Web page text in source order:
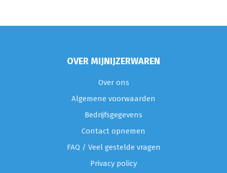
OVER MIJNIJZERWAREN
Over ons
Algemene voorwaarden
Bedrijfsgegevens
Contact opnemen
FAQ / Veel gestelde vragen
Privacy policy